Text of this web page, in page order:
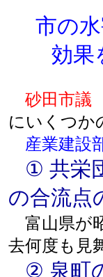
市の水
効果を
砂田市議
にいくつか
産業建設
① 共栄
の合流点
富山県が
去何度も見
② 泉町